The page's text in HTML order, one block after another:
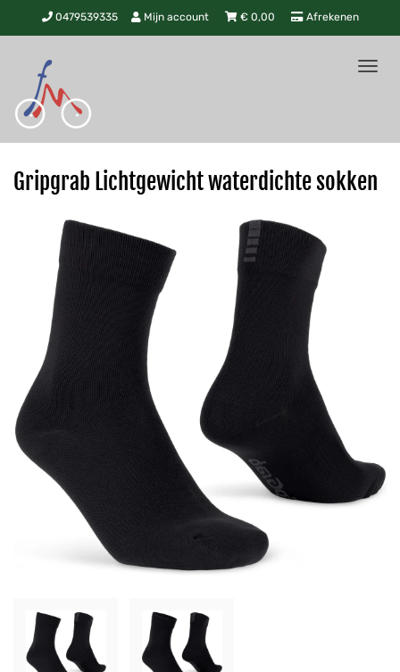
0479539335 Mijn account € 0,00 Afrekenen
Gripgrab Lichtgewicht waterdichte sokken